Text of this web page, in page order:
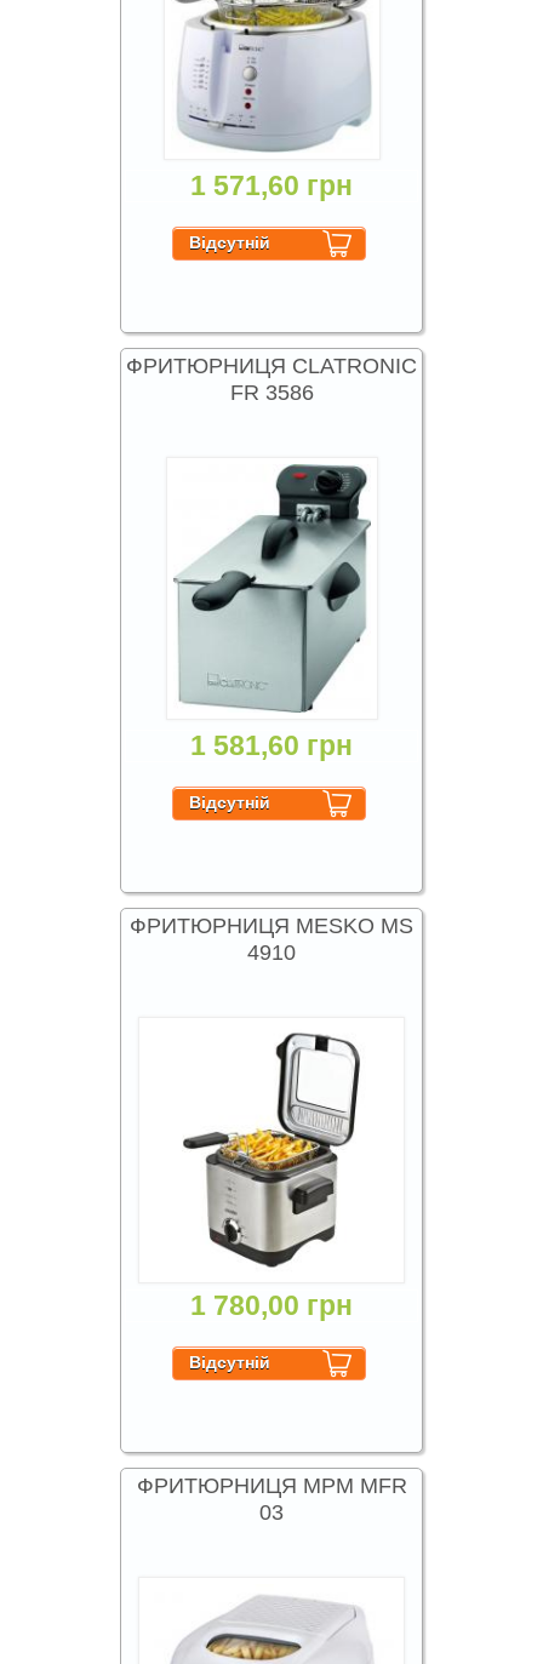
1 571,60 грн
ФРИТЮРНИЦЯ CLATRONIC
FR 3586
1 581,60 грн
ФРИТЮРНИЦЯ MESKO MS
4910
1 780,00 грн
ФРИТЮРНИЦЯ MPM MFR
03